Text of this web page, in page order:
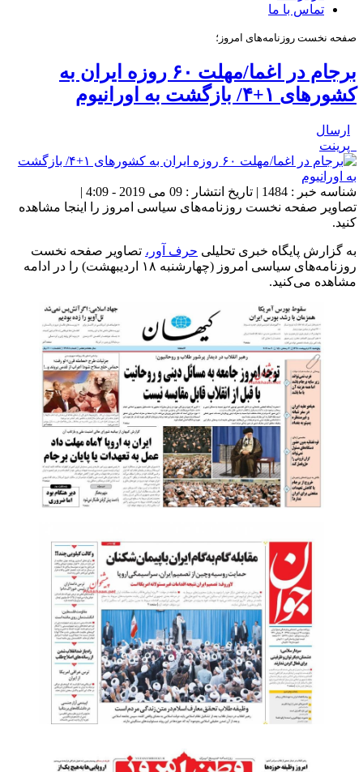
تماس با ما
صفحه نخست روزنامه‌های امروز؛
برجام در اغما/مهلت ۶۰ روزه ایران به
کشورهای ۱+۴/ بازگشت به اورانیوم
ارسال
پرینت
شناسه خبر : 1484 | تاریخ انتشار : 09 می 2019 - 4:09 |
تصاویر صفحه نخست روزنامه‌های سیاسی امروز را اینجا مشاهده
کنید.
به گزارش پایگاه خبری تحلیلی حرف آور، تصاویر صفحه نخست
روزنامه‌های سیاسی امروز (چهارشنبه ۱۸ اردیبهشت) را در ادامه
مشاهده می‌کنید.